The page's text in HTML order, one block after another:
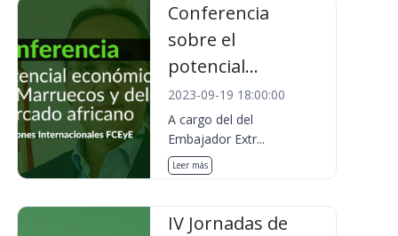
Conferencia
sobre el
potencial...
2023-09-19 18:00:00
A cargo del del
Embajador Extr...
Leer más
IV Jornadas de